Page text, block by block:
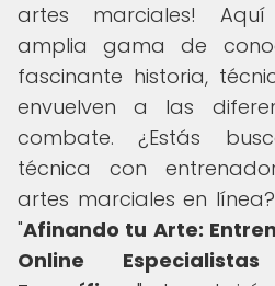
artes marciales!
amplia gama de
fascinante historia,
envuelven a las
combate. ¿Estás
técnica con
artes marciales en
"Afinando tu Arte:
Online